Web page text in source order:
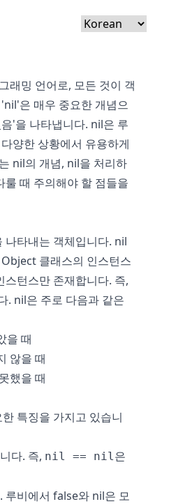
래밍 언어로, 모든 것이 객
은 매우 중요한 개념으
'을 나타냅니다. nil은 루
양한 상황에서 유용하게
nil의 개념, nil을 처리하
때 주의해야 할 점들을
타내는 객체입니다. nil
클래스의 인스턴스
턴스만 존재합니다. 즉,
. nil은 주로 다음과 같은
을 때
않을 때
했을 때
특징을 가지고 있습니
다. 즉, nil == nil은
루비에서 false와 nil은 모